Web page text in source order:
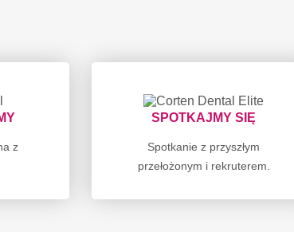
z
SPOTKAJMY SIĘ
Spotkanie z przyszłym
przełożonym i rekruterem.